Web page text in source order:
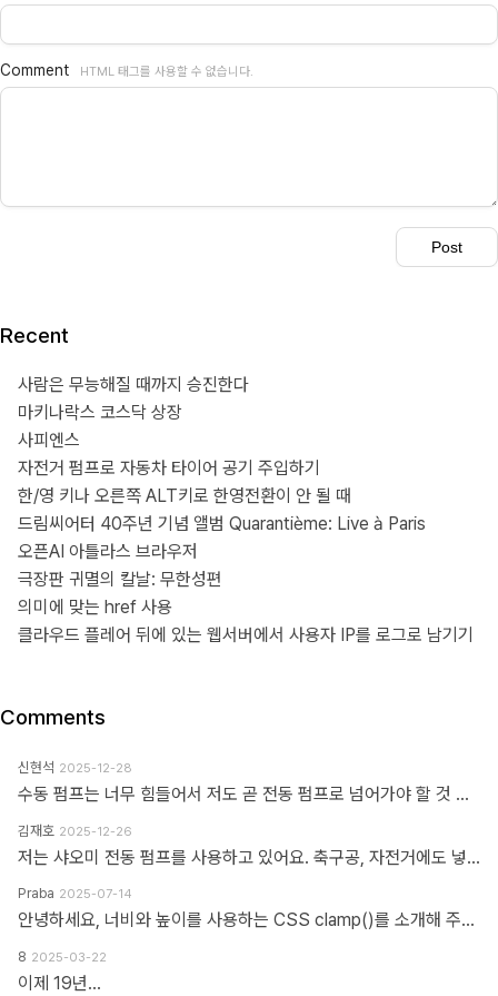
Comment HTML 태그를 사용할 수 없습니다.
Recent
사람은 무능해질 때까지 승진한다
마키나락스 코스닥 상장
사피엔스
자전거 펌프로 자동차 타이어 공기 주입하기
한/영 키나 오른쪽 ALT키로 한영전환이 안 될 때
드림씨어터 40주년 기념 앨범 Quarantième: Live à Paris
오픈AI 아틀라스 브라우저
극장판 귀멸의 칼날: 무한성편
의미에 맞는 href 사용
클라우드 플레어 뒤에 있는 웹서버에서 사용자 IP를 로그로 남기기
Comments
신현석 2025-12-28
수동 펌프는 너무 힘들어서 저도 곧 전동 펌프로 넘어가야 할 것 같네요.
김재호 2025-12-26
저는 샤오미 전동 펌프를 사용하고 있어요. 축구공, 자전거에도 넣을 수 있고 자동차 바퀴에도 넣을 수 있어요. 아주 만족스럽습니다.
Praba 2025-07-14
안녕하세요, 너비와 높이를 사용하는 CSS clamp()를 소개해 주셔서 감사합니다. 작업 부담을 최소화하기 위해 calc(), min, max 등 언급하신 모든 기능을 갖춘 도구를 개발했습니다. https://clampgenerator.com/tools/layout-spacing-size/?property=width 에서 확인해 보세요. 즐거운 코딩 되세요.
8 2025-03-22
이제 19년...